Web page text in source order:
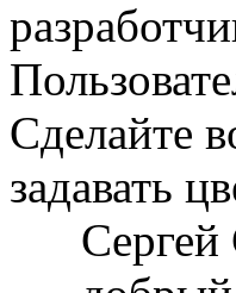
Сделайте
задавать